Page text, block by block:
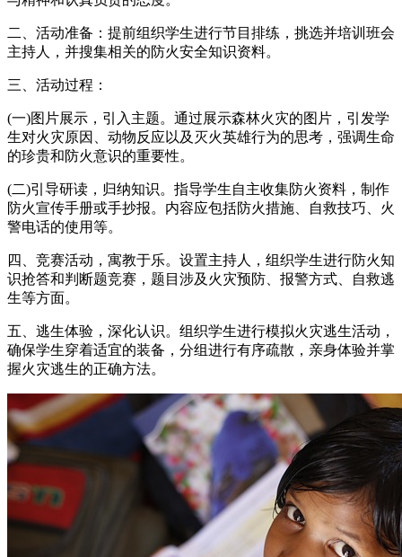
二、活动准备：提前组织学生进行节目排练，挑选并培训班会
主持人，并搜集相关的防火安全知识资料。
三、活动过程：
(一)图片展示，引入主题。通过展示森林火灾的图片，引发学
生对火灾原因、动物反应以及灭火英雄行为的思考，强调生命
的珍贵和防火意识的重要性。
(二)引导研读，归纳知识。指导学生自主收集防火资料，制作
防火宣传手册或手抄报。内容应包括防火措施、自救技巧、火
警电话的使用等。
四、竞赛活动，寓教于乐。设置主持人，组织学生进行防火知
识抢答和判断题竞赛，题目涉及火灾预防、报警方式、自救逃
生等方面。
五、逃生体验，深化认识。组织学生进行模拟火灾逃生活动，
确保学生穿着适宜的装备，分组进行有序疏散，亲身体验并掌
握火灾逃生的正确方法。